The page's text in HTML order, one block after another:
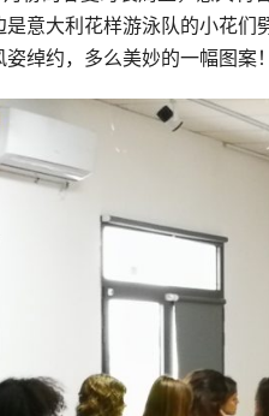
是意大利花样游泳队的小花
姿绰约，多么美妙的一幅图案！